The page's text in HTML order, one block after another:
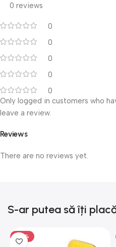
0 reviews
0
0
0
0
0
Reviews
There are no reviews yet.
Only logged in customers who
leave a review.
S-ar putea să îți
-50%